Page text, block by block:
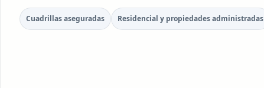
Cuadrillas aseguradas Residencial y propiedades administradas